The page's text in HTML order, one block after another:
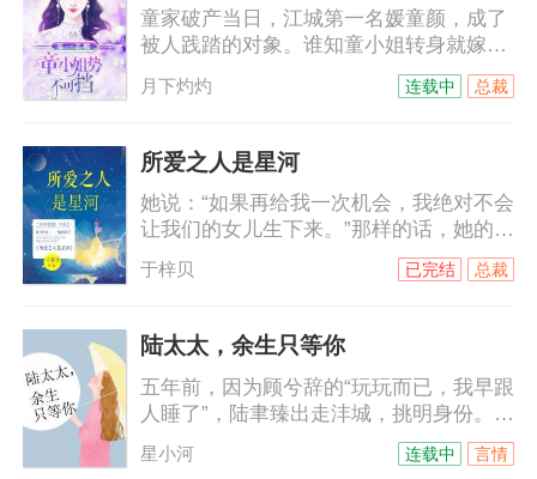
童家破产当日，江城第一名媛童颜，成了
被人践踏的对象。谁知童小姐转身就嫁给
了，在床上躺了半年，都睁不开眼的活死
人——陆霆骁。这下好了，笑话中的笑
寞，红杏扒墙的狗血剧情时……陆霆骁醒
了！呵……童颜要被赶出陆家了。所有人
开始等啊等，等啊等……一直等到陆霆骁
把媳妇儿宠上天，他们连直视陆少奶奶的
资格都没有了！
月下灼灼 总裁
连载中
所爱之人是星河
她说：“如果再给我一次机会，我绝对不会
让我们的女儿生下来。”那样的话，她的孩
子，就不会还没有好好看看这个世界，就
被自己的亲生父亲害死了……
于梓贝 总裁
已完结
陆太太，余生只等你
五年前，因为顾兮辞的“玩玩而已，我早跟
人睡了”，陆聿臻出走沣城，挑明身份。五
年暗无天日的生活，她有命等到他回来，
却因一句“你不配”，被陆聿臻亲手推入地
星小河 言情
连载中